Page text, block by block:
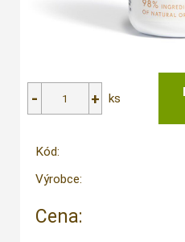
ks
Kód:
Výrobce:
Cena: